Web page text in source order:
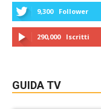
9,300 Follower
290,000 Iscritti
GUIDA TV